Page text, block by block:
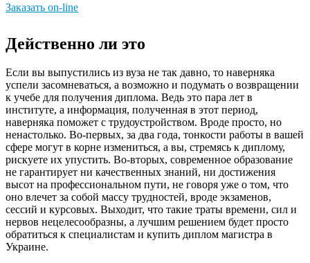
Заказать on-line
Действенно ли это
Если вы выпустились из вуза не так давно, то наверняка
успели засомневаться, а возможно и подумать о возвращении
к учебе для получения диплома. Ведь это пара лет в
институте, а информация, полученная в этот период,
наверняка поможет с трудоустройством. Вроде просто, но
ненастолько. Во-первых, за два года, тонкости работы в вашей
сфере могут в корне измениться, а вы, стремясь к диплому,
рискуете их упустить. Во-вторых, современное образование
не гарантирует ни качественных знаний, ни достижения
высот на профессиональном пути, не говоря уже о том, что
оно влечет за собой массу трудностей, вроде экзаменов,
сессий и курсовых. Выходит, что такие траты времени, сил и
нервов нецелесообразны, а лучшим решением будет просто
обратиться к специалистам и купить диплом магистра в
Украине.